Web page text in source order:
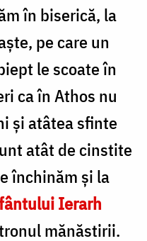
în biserică, la
pe care un
le scoate în
ca în Athos nu
şi atâtea sfinte
atât de cinstite
închinăm şi la
Ierarh
mănăstirii.